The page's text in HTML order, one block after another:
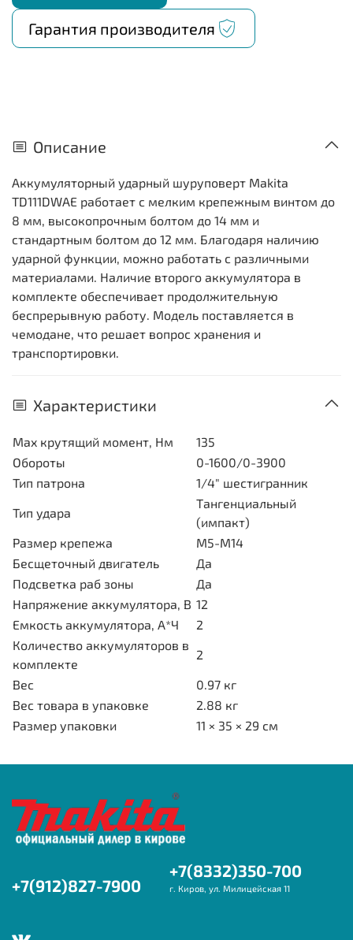
Гарантия производителя
Описание
Аккумуляторный ударный шуруповерт Makita
TD111DWAE работает с мелким крепежным винтом до
8 мм, высокопрочным болтом до 14 мм и
стандартным болтом до 12 мм. Благодаря наличию
ударной функции, можно работать с различными
материалами. Наличие второго аккумулятора в
комплекте обеспечивает продолжительную
беспрерывную работу. Модель поставляется в
чемодане, что решает вопрос хранения и
транспортировки.
Характеристики
Max крутящий момент, Нм
135
Обороты
0-1600/0-3900
Тип патрона
1/4" шестигранник
Тип удара
Тангенциальный
(импакт)
Размер крепежа
М5-М14
Бесщеточный двигатель
Да
Подсветка раб зоны
Да
Напряжение аккумулятора, В 12
Емкость аккумулятора, А*Ч
2
Количество аккумуляторов в
комплекте
2
Вес
0.97 кг
Вес товара в упаковке
2.88 кг
Размер упаковки
11 × 35 × 29 см
+7(912)827-7900
+7(8332)350-700
г. Киров, ул. Милицейская 11